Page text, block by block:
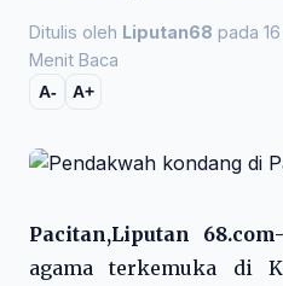
Ditulis oleh Liputan68 pada
Menit Baca
A- A+
Pacitan,Liputan 68.com-
agama terkemuka di